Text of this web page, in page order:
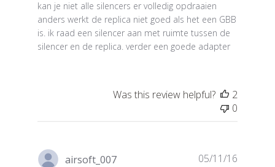
kan je niet alle silencers er volledig opdraaien
anders werkt de replica niet goed als het een GBB
is. ik raad een silencer aan met ruimte tussen de
silencer en de replica. verder een goede adapter
Was this review helpful?
2
0
airsoft_007 05/11/16